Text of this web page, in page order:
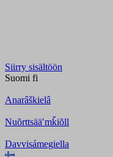
Siirry sisältöön
Suomi fi
Anarâškielâ
Nuõrttsääʹmǩiõll
Davvisámegiella